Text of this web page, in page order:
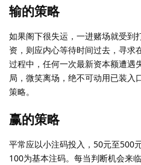
输的策略
如果阁下很失运，一进赌场就受到
资，则应内心等待时间过去，寻求
过程中，任何一次最新资本额遭遇
局，微笑离场，绝不可动用已装入
策略。
赢的策略
平常应以小注码投入，50元至500
100为基本注码。每当判断机会来